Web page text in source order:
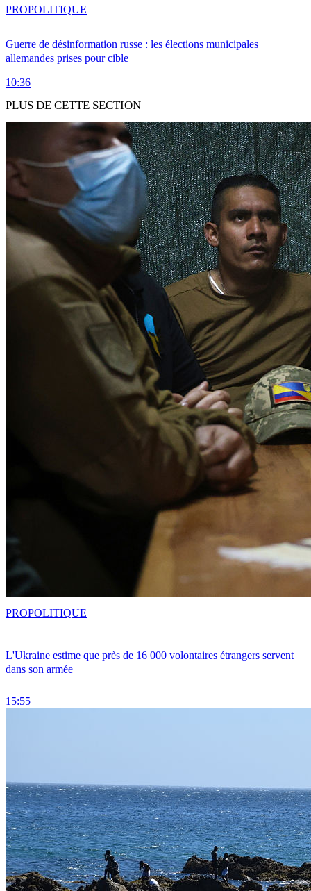
Guerre de désinformation russe : les élections municipales
allemandes prises pour cible
10:36
PROPOLITIQUE
PLUS DE CETTE SECTION
L'Ukraine estime que près de 16 000 volontaires étrangers servent
dans son armée
15:55
PROPOLITIQUE